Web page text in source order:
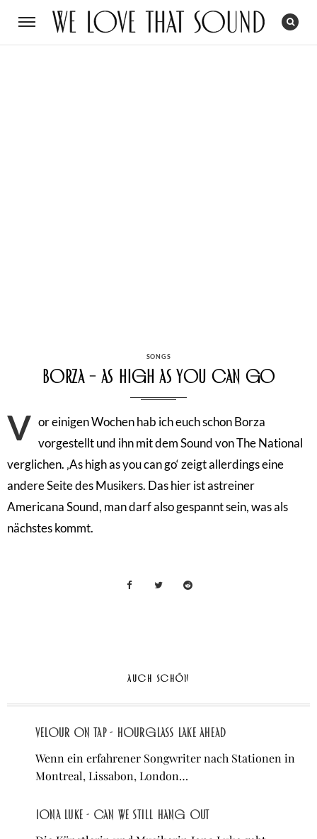
CATEGORIES
SONGS
Borza – As high as you can go
V or einigen Wochen hab ich euch schon Borza
vorgestellt und ihn mit dem Sound von The National
verglichen. ‚As high as you can go‘ zeigt allerdings eine
andere Seite des Musikers. Das hier ist astreiner
Americana Sound, man darf also gespannt sein, was als
nächstes kommt.
AUCH SCHÖN
Velour on Tap - Hourglass Lake Ahead
Wenn ein erfahrener Songwriter nach Stationen in
Montreal, Lissabon, London…
Iona Luke - Can We Still Hang Out